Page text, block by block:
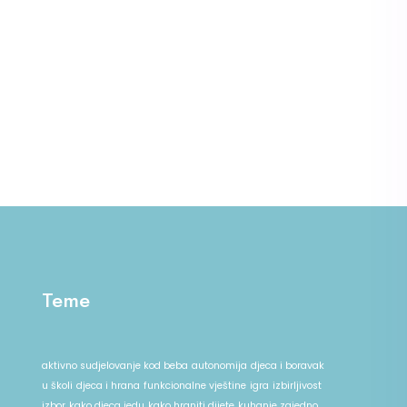
Teme
aktivno sudjelovanje kod beba autonomija djeca i boravak
u školi djeca i hrana funkcionalne vještine igra izbirljivost